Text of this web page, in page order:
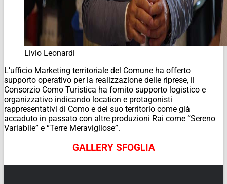
Livio Leonardi
L’ufficio Marketing territoriale del Comune ha offerto
supporto operativo per la realizzazione delle riprese, il
Consorzio Como Turistica ha fornito supporto logistico e
organizzativo indicando location e protagonisti
rappresentativi di Como e del suo territorio come già
accaduto in passato con altre produzioni Rai come “Sereno
Variabile” e “Terre Meravigliose”.
GALLERY SFOGLIA